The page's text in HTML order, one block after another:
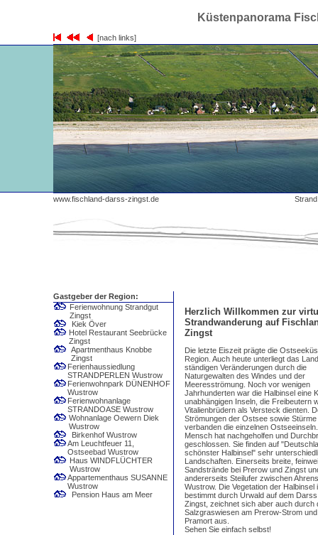
Küstenpanorama
[nach links]
www.fischland-darss-zingst.de Strand
Gastgeber der Region:
Ferienwohnung Strandgut
Zingst
Kiek Över
Hotel Restaurant Seebrücke
Zingst
Apartmenthaus Knobbe
Zingst
Ferienhaussiedlung
STRANDPERLEN Wustrow
Ferienwohnpark DÜNENHOF
Wustrow
Ferienwohnanlage
STRANDOASE Wustrow
Wohnanlage Oewern Diek
Wustrow
Birkenhof Wustrow
Am Leuchtfeuer 11,
Ostseebad Wustrow
Haus WINDFLÜCHTER
Wustrow
Appartementhaus SUSANNE
Wustrow
Pension Haus am Meer
Herzlich Willkommen zur
Strandwanderung auf
Zingst
Die letzte Eiszeit prägte die
Region. Auch heute unterliegt das Land
ständigen Veränderungen durch die
Naturgewalten des Windes und der
Meeresströmung. Noch vor wenigen
Jahrhunderten war die Halbinsel eine
unabhängigen Inseln, die Freibeutern
Vitalienbrüdern als Versteck dienten.
Strömungen der Ostsee sowie Stürme
verbanden die einzelnen
Mensch hat nachgeholfen und
geschlossen. Sie finden auf
schönster Halbinsel" sehr
Landschaften. Einerseits breite,
Sandstrände bei Prerow und Zingst
andererseits Steilufer zwischen
Wustrow. Die Vegetation der Halbinsel
bestimmt durch Urwald auf dem
Zingst, zeichnet sich aber auch durch
Salzgraswiesen am Prerow-Strom
Pramort aus.
Sehen Sie einfach selbst!